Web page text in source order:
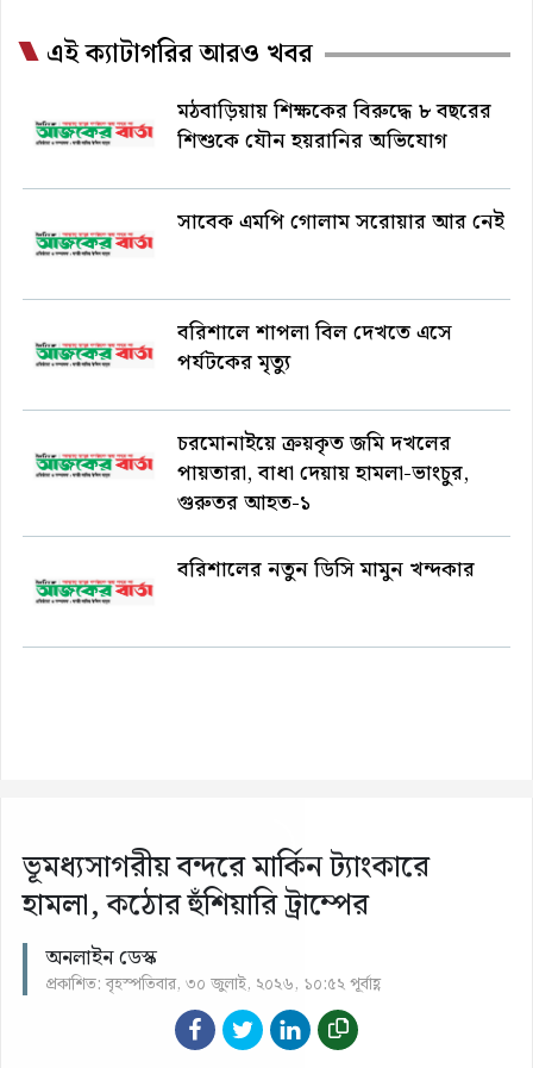
এই ক্যাটাগরির আরও খবর
মঠবাড়িয়ায় শিক্ষকের বিরুদ্ধে ৮ বছরের
শিশুকে যৌন হয়রানির অভিযোগ
সাবেক এমপি গোলাম সরোয়ার আর নেই
বরিশালে শাপলা বিল দেখতে এসে
পর্যটকের মৃত্যু
চরমোনাইয়ে ক্রয়কৃত জমি দখলের
পায়তারা, বাধা দেয়ায় হামলা-ভাংচুর,
গুরুতর আহত-১
বরিশালের নতুন ডিসি মামুন খন্দকার
ভূমধ্যসাগরীয় বন্দরে মার্কিন ট্যাংকারে
হামলা, কঠোর হুঁশিয়ারি ট্রাম্পের
অনলাইন ডেস্ক
প্রকাশিত: বৃহস্পতিবার, ৩০ জুলাই, ২০২৬, ১০:৫২ পূর্বাহ্ণ